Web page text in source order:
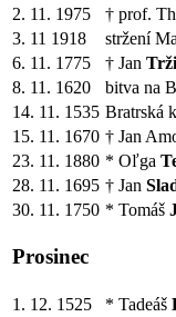
2. 11. 1975
† prof.
3. 11 1918
stržení
6. 11. 1775
† Jan
8. 11. 1620
bitva na
14. 11. 1535 Bratrská
15. 11. 1670 † Jan
23. 11. 1880 * Oľga
28. 11. 1695 † Jan
30. 11. 1750 * Tomáš
Prosinec
1. 12. 1525 * Tadeáš